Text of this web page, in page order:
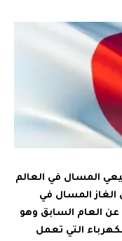
المسال في العالم
طن من الغاز المسال في
الماضية بزيادة 18 بالمئة عن العام السابق وهو
التي تعمل